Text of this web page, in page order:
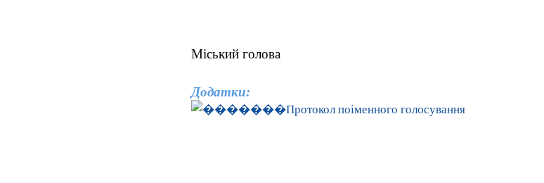
Міський
Додатки:
Протокол поіменного голосування